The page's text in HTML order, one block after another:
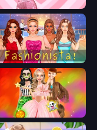
What's In My Bag
Fashionista Makeup & Dress Up
Iconic Halloween Costumes